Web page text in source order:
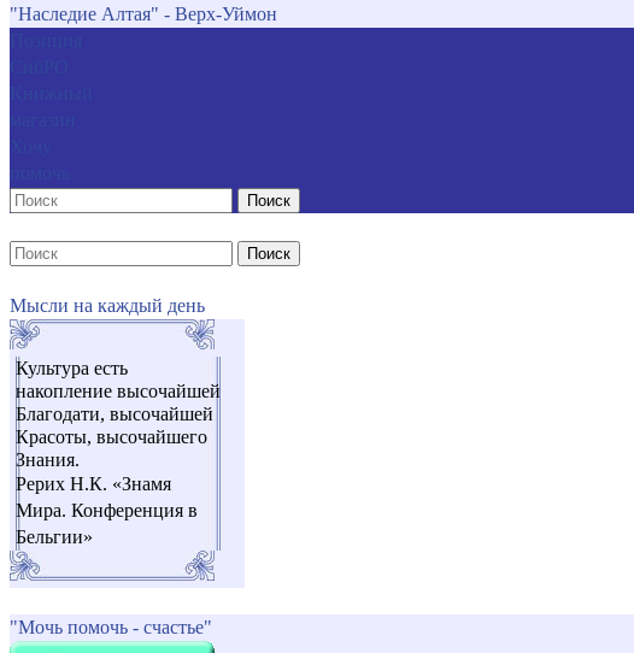
"Наследие Алтая" - Верх-Уймон
Поиск
Поиск
Мысли на каждый день
Культура есть
накопление высочайшей
Благодати, высочайшей
Красоты, высочайшего
Знания.
Рерих Н.К. «Знамя
Мира. Конференция в
Бельгии»
"Мочь помочь - счастье"